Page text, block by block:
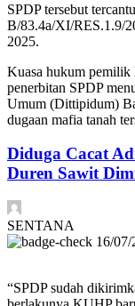
SPDP tersebut
B/83.4a/XI/RES.1.9/
2025.
Kuasa hukum pemilik
penerbitan SPDP
Umum (Dittipidum)
dugaan mafia tanah
Diduga Cacat
Duren Sawit
SENTANA
16/07/
“SPDP sudah